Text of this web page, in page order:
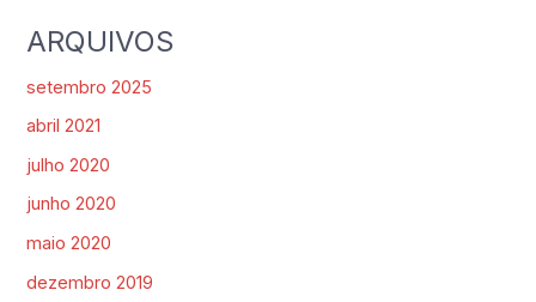
ARQUIVOS
setembro 2025
abril 2021
julho 2020
junho 2020
maio 2020
dezembro 2019